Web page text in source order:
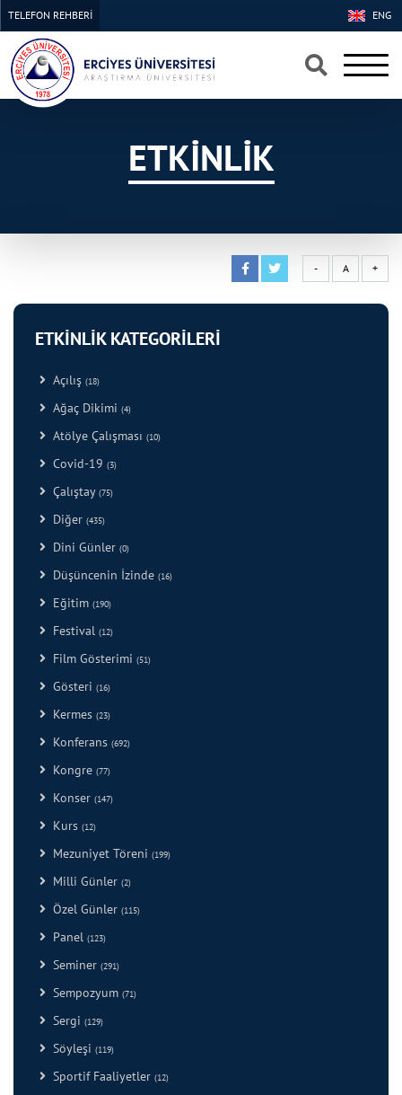
×
×
ENG
TELEFON REHBERİ
ETKİNLİK
- A +
ETKİNLİK KATEGORİLERİ
Açılış (18)
Ağaç Dikimi (4)
Atölye Çalışması (10)
Covid-19 (3)
Çalıştay (75)
Diğer (435)
Dini Günler (0)
Düşüncenin İzinde (16)
Eğitim (190)
Festival (12)
Film Gösterimi (51)
Gösteri (16)
Kermes (23)
Konferans (692)
Kongre (77)
Konser (147)
Kurs (12)
Mezuniyet Töreni (199)
Milli Günler (2)
Özel Günler (115)
Panel (123)
Seminer (291)
Sempozyum (71)
Sergi (129)
Söyleşi (119)
Sportif Faaliyetler (12)